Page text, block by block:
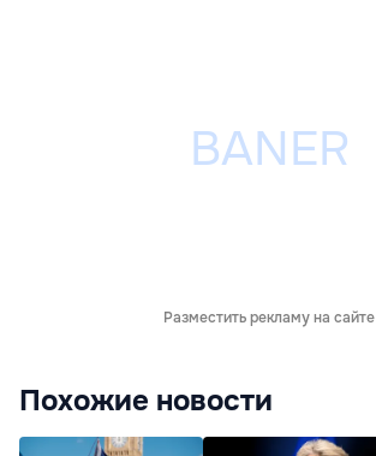
Разместить рекламу на сайте
Похожие новости